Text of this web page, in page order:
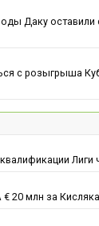
Даку оставили
с розыгрыша
Лиги
20 млн за Кисляка